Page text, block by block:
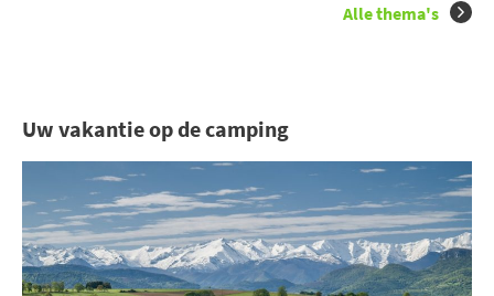
Alle thema's
Uw vakantie op de camping